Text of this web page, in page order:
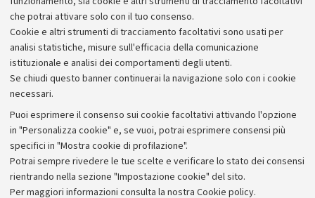
che potrai attivare solo con il tuo consenso.
Cookie e altri strumenti di tracciamento facoltativi sono usati per
analisi statistiche, misure sull'efficacia della comunicazione
istituzionale e analisi dei comportamenti degli utenti.
Se chiudi questo banner continuerai la navigazione solo con i cookie
necessari.
Puoi esprimere il consenso sui cookie facoltativi attivando l'opzione
in "Personalizza cookie" e, se vuoi, potrai esprimere consensi più
specifici in "Mostra cookie di profilazione".
Potrai sempre rivedere le tue scelte e verificare lo stato dei consensi
rientrando nella sezione "Impostazione cookie" del sito.
Per maggiori informazioni consulta la nostra Cookie policy.
Archivio
Comunicati stampa
Redazione
Rassegna stampa